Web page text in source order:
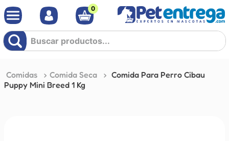
0
Buscar productos...
Comidas Comida Seca
Comida Para Perro Cibau
Puppy Mini Breed 1 Kg